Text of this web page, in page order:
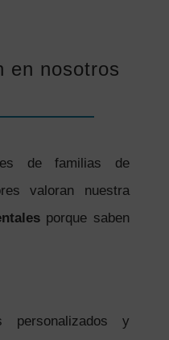
en nosotros
de familias de
valoran nuestra
porque saben
personalizados y